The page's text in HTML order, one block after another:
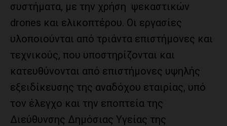
συστήματα, με την χρήση ψεκαστικών
drones και ελικοπτέρου. Οι εργασίες
υλοποιούνται από τριάντα επιστήμονες και
τεχνικούς, που υποστηρίζονται και
κατευθύνονται από επιστήμονες υψηλής
εξειδίκευσης της αναδόχου εταιρίας, υπό
τον έλεγχο και την εποπτεία της
Διεύθυνσης Δημόσιας Υγείας της